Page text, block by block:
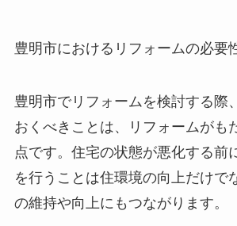
豊明市におけるリフォームの必要
豊明市でリフォームを検討する際
おくべきことは、リフォームがも
点です。住宅の状態が悪化する前
を行うことは住環境の向上だけで
の維持や向上にもつながります。